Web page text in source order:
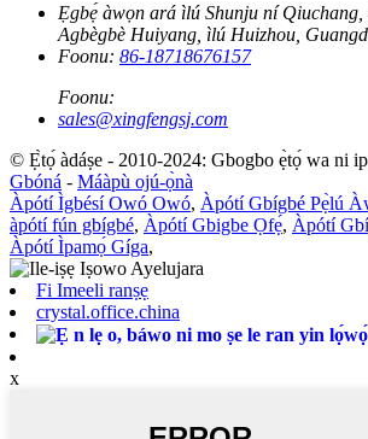
Ẹgbẹ́ àwọn ará ìlú Shunju ní Qiuchang,
Agbègbè Huiyang, ìlú Huizhou,
Foonu: 86-18718676157
Foonu:
sales@xingfengsj.com
© Ẹ̀tọ́ àdáṣe - 2010-2024: Gbogbo ẹ̀tọ́ wa ni
Gbóná - Máàpù ojú-ọ̀nà
Àpótí Ìgbésí Owó Owó, Àpótí Gbígbé Pẹ̀lú
àpótí fún gbígbé, Àpótí Gbigbe Ọfẹ́, Àpótí
Àpótí Ìpamọ́ Gíga,
Fi Imeeli ranṣẹ
crystal.office.china
x